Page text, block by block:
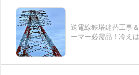
送電線鉄塔建替工事
ーマー必需品！冷え